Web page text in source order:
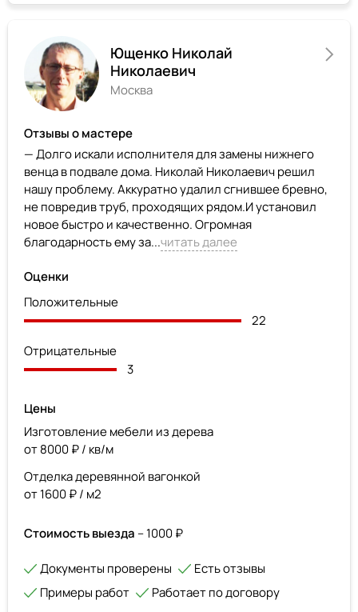
Ющенко Николай
Николаевич
Москва
Отзывы о мастере
— Долго искали исполнителя для замены нижнего
венца в подвале дома. Николай Николаевич решил
нашу проблему. Аккуратно удалил сгнившее бревно,
не повредив труб, проходящих рядом.И установил
новое быстро и качественно. Огромная
благодарность ему за...читать далее
Оценки
Положительные
22
Отрицательные
3
Цены
Изготовление мебели из дерева
от 8000 ₽ / кв/м
Отделка деревянной вагонкой
от 1600 ₽ / м2
Стоимость выезда – 1000 ₽
Документы проверены
Есть отзывы
Примеры работ
Работает по договору